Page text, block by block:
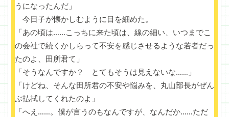
うになったんだ」
今日子が懐かしむように目を細めた。
「あの頃は……こっちに来た頃は、線の細い、いつまでこ
の会社で続くかしらって不安を感じさせるような若者だっ
たのよ、田所君て」
「そうなんですか？ とてもそうは見えないな……」
「けどね、そんな田所君の不安や悩みを、丸山部長がぜん
ぶ払拭してくれたのよ」
「へえ……。僕が言うのもなんですが、なんだか……ただ